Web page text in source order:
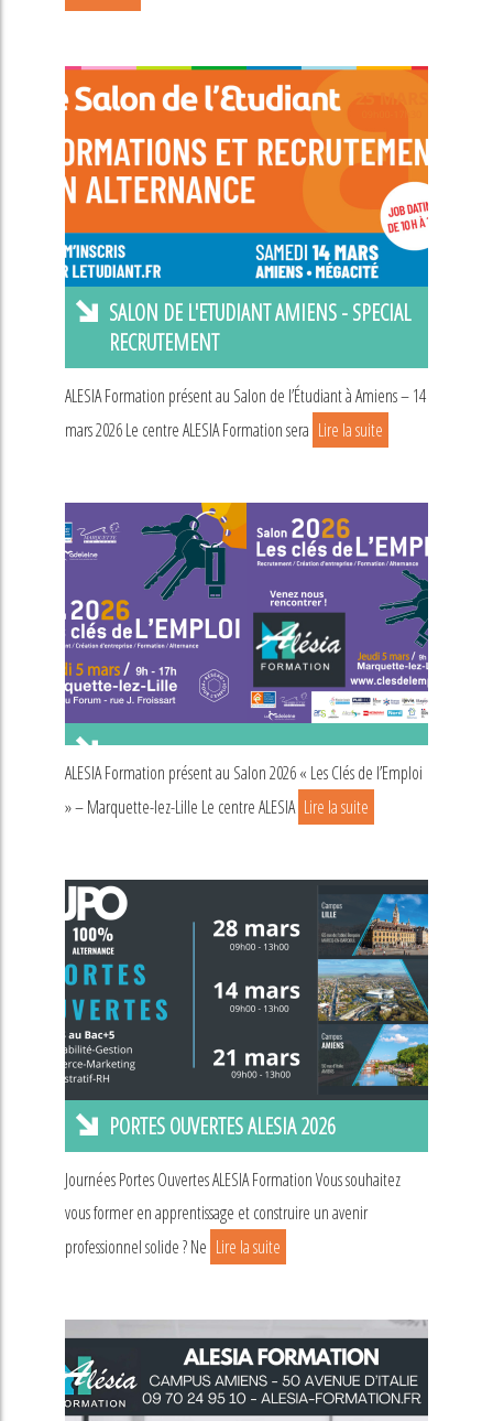
SALON DE L'ETUDIANT AMIENS - SPECIAL
RECRUTEMENT
ALESIA Formation présent au Salon de l’Étudiant à Amiens – 14
mars 2026 Le centre ALESIA Formation sera Lire la suite
ALESIA Formation présent au Salon 2026 « Les Clés de l’Emploi
» – Marquette-lez-Lille Le centre ALESIA Lire la suite
PORTES OUVERTES ALESIA 2026
Journées Portes Ouvertes ALESIA Formation Vous souhaitez
vous former en apprentissage et construire un avenir
professionnel solide ? Ne Lire la suite